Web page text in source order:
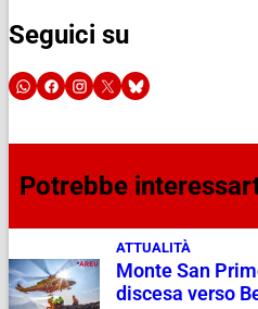
Seguici su
Potrebbe
ATTUALITÀ
Monte San
discesa verso